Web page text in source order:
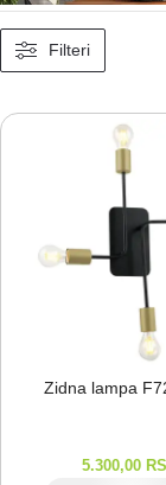
Filteri
Zidna lampa
5.300,00